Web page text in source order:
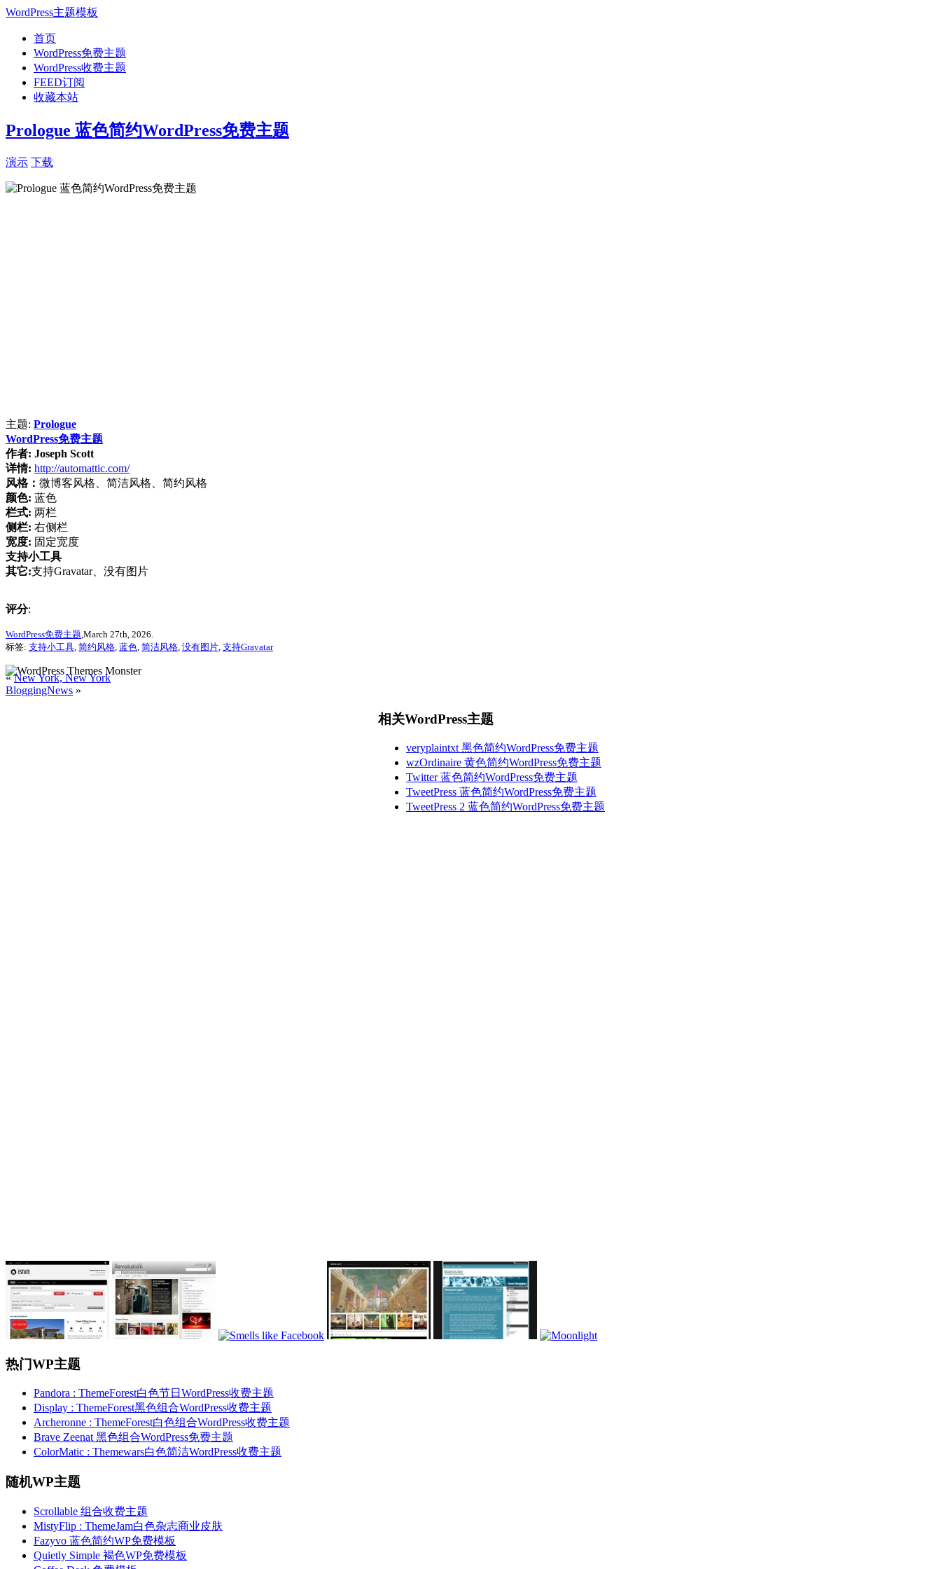
WordPress主题模板
首页
WordPress免费主题
WordPress收费主题
FEED订阅
收藏本站
Prologue 蓝色简约WordPress免费主题
演示 下载
主题: Prologue
WordPress免费主题
作者: Joseph Scott
详情: http://automattic.com/
风格： 微博客风格、简洁风格、简约风格
颜色: 蓝色
栏式: 两栏
侧栏: 右侧栏
宽度: 固定宽度
支持小工具
其它:支持Gravatar、没有图片
评分:
WordPress免费主题 ,March 27th, 2026.
标签: 支持小工具 简约风格 蓝色 简洁风格 没有图片 支持Gravatar
«New York, New York
BloggingNews »
相关WordPress主题
veryplaintxt 黑色简约WordPress免费主题
wzOrdinaire 黄色简约WordPress免费主题
Twitter 蓝色简约WordPress免费主题
TweetPress 蓝色简约WordPress免费主题
TweetPress 2 蓝色简约WordPress免费主题
热门WP主题
Pandora : ThemeForest白色节日WordPress收费主题
Display : ThemeForest黑色组合WordPress收费主题
Archeronne : ThemeForest白色组合WordPress收费主题
Brave Zeenat 黑色组合WordPress免费主题
ColorMatic : Themewars白色简洁WordPress收费主题
随机WP主题
Scrollable 组合收费主题
MistyFlip : ThemeJam白色杂志商业皮肤
Fazyvo 蓝色简约WP免费模板
Quietly Simple 褐色WP免费模板